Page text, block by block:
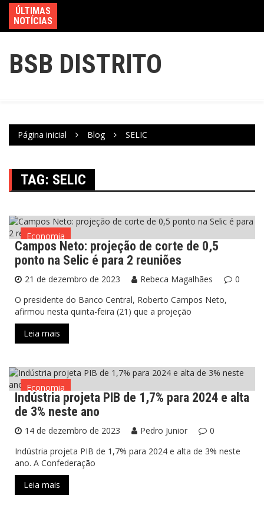
ÚLTIMAS
NOTÍCIAS
BSB DISTRITO
Página inicial Blog SELIC
TAG: SELIC
Economia
Campos Neto: projeção de corte de 0,5
ponto na Selic é para 2 reuniões
21 de dezembro de 2023 Rebeca Magalhães
0
O presidente do Banco Central, Roberto Campos Neto,
afirmou nesta quinta-feira (21) que a projeção
Leia mais
Economia
Indústria projeta PIB de 1,7% para 2024 e alta
de 3% neste ano
14 de dezembro de 2023 Pedro Junior
0
Indústria projeta PIB de 1,7% para 2024 e alta de 3% neste
ano. A Confederação
Leia mais